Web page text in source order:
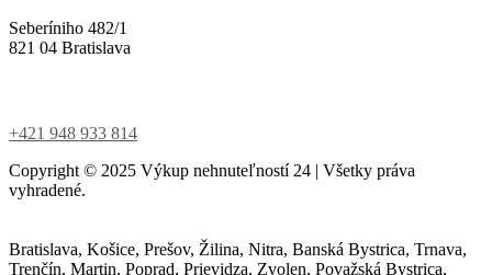
Seberíniho 482/1
821 04 Bratislava
+421 948 933 814
Copyright © 2025 Výkup nehnuteľností 24 | Všetky práva
vyhradené.
Bratislava, Košice, Prešov, Žilina, Nitra, Banská Bystrica, Trnava,
Trenčín, Martin, Poprad, Prievidza, Zvolen, Považská Bystrica,